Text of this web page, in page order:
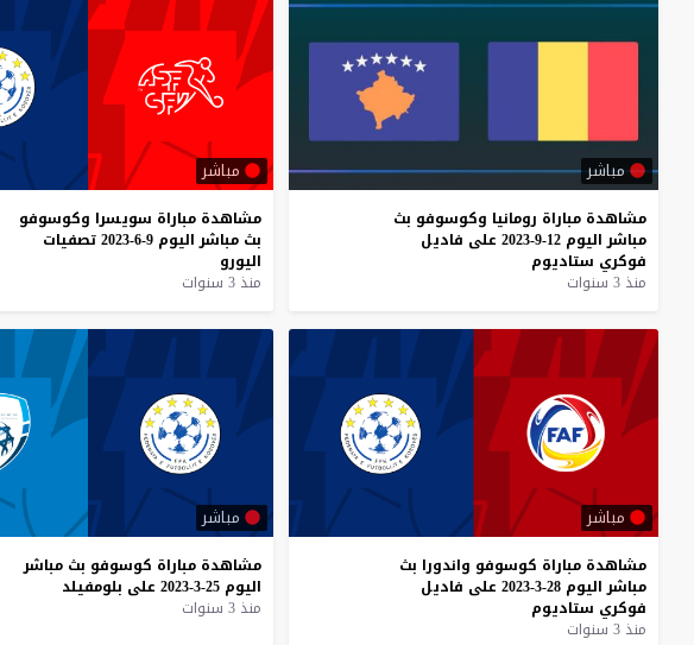
مباشر
مشاهدة مباراة رومانيا وكوسوفو بث
مباشر اليوم 12-9-2023 على فاديل
فوكري ستاديوم
منذ 3 سنوات
مباشر
مشاهدة مباراة سويسرا وكوسوفو
بث مباشر اليوم 9-6-2023
تصفيات
اليورو
منذ 3 سنوات
مباشر
مشاهدة مباراة كوسوفو واندورا بث
مباشر اليوم 28-3-2023 على فاديل
فوكري ستاديوم
منذ 3 سنوات
مباشر
مشاهدة مباراة كوسوفو بث مباشر
اليوم 25-3-2023 على بلومفيلد
منذ 3 سنوات